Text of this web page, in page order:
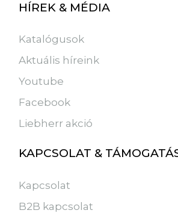
HÍREK & MÉDIA
Katalógusok
Aktuális híreink
Youtube
Facebook
Liebherr akció
KAPCSOLAT &
Kapcsolat
B2B kapcsolat